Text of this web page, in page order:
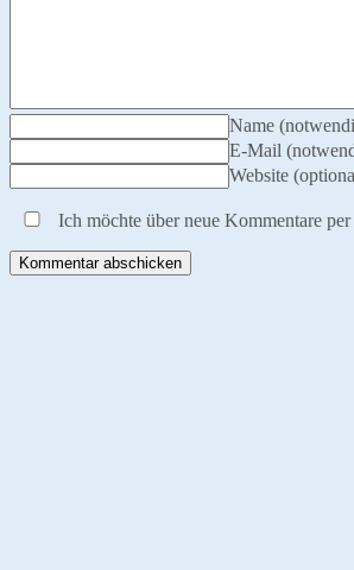
Name
E-Mail
Website
Ich möchte über neue Kommentare